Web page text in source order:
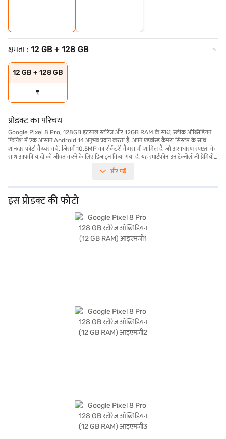
क्षमता : 12 GB + 128 GB
12 GB + 128 GB
₹
प्रोडक्ट का परिचय
Google Pixel 8 Pro, 128GB इंटरनल स्टोरेज और 12GB RAM के साथ, स्लीक ऑब्सिडियन
फिनिश में एक आसान Android 14 अनुभव प्रदान करता है. अपने एडवांस्ड कैमरा सिस्टम के साथ
शानदार फोटो कैप्चर करें, जिसमें 10.5MP का सेकेंडरी कैमरा भी शामिल है, जो असाधारण स्पष्टता के
साथ आपकी यादों को जीवंत करने के लिए डिज़ाइन किया गया है. यह स्मार्टफोन उन टेक्नोलॉजी प्रेमियों
Pixel 8 Pro अपने सहज इंटरफेस और शक्तिशाली प्रोसेसिंग क्षमताओं के साथ जाना जाता है, जो
परफॉर्मेंस सुनिश्चित करता है. फोन का डिज़ाइन अत्याधुनिकता को दर्शाता है, जिससे यह एक स्टाइलिश
एक्सेसरी बन जाता है. पर्याप्त स्टोरेज आपको स्पेस के समाप्त होने की चिंता किए बिना अपनी सभी
महत्वपूर्ण फाइलें, फोटोें और वीडियो रखने की अनुमति देता है. Google Pixel 8 Pro स्मार्टफोन के
बारे में सभी आवश्यक जानकारी पाएं. अपना पसंदीदा वेरिएंट चुनने के बाद, आप बजाज मॉल पर
स्मार्टफोन देख सकते हैं और इसे बजाज फिनसर्व पार्टनर स्टोर से खरीद सकते हैं. कुछ चरणों में अपनी
योग्यता चेक करें और बजाज फिनसर्व से आसान ईएमआई का उपयोग करके बिना किसी फाइनेंशियल
तनाव के अपने पसंदीदा गैजेट खरीदें.
और पढ़ें
इस प्रोडक्ट की फोटो